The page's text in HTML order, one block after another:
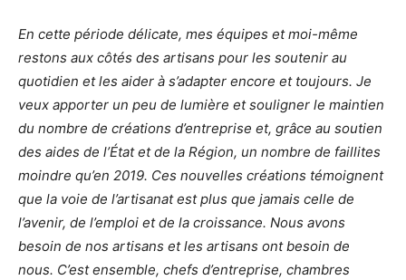
En cette période délicate, mes équipes et moi-même
restons aux côtés des artisans pour les soutenir au
quotidien et les aider à s’adapter encore et toujours. Je
veux apporter un peu de lumière et souligner le maintien
du nombre de créations d’entreprise et, grâce au soutien
des aides de l’État et de la Région, un nombre de faillites
moindre qu’en 2019. Ces nouvelles créations témoignent
que la voie de l’artisanat est plus que jamais celle de
l’avenir, de l’emploi et de la croissance. Nous avons
besoin de nos artisans et les artisans ont besoin de
nous. C’est ensemble, chefs d’entreprise, chambres